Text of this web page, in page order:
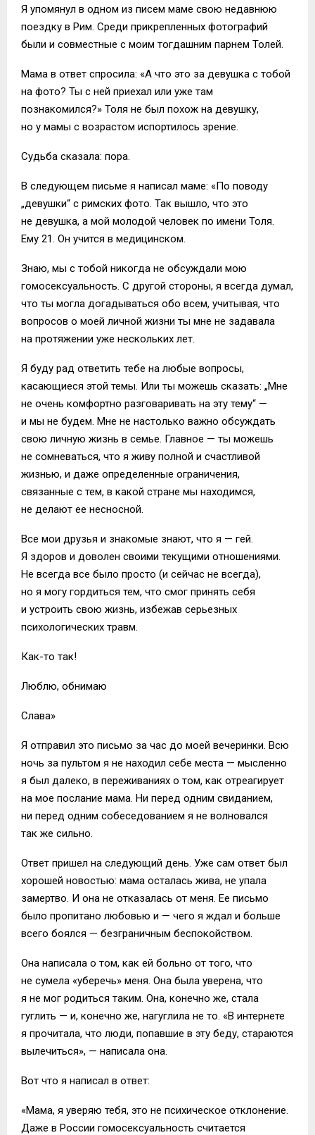
Я упомянул в одном из писем маме свою недавнюю
поездку в Рим. Среди прикрепленных фотографий
были и совместные с моим тогдашним парнем Толей.
Мама в ответ спросила: «А что это за девушка с тобой
на фото? Ты с ней приехал или уже там
познакомился?» Толя не был похож на девушку,
но у мамы с возрастом испортилось зрение.
Судьба сказала: пора.
В следующем письме я написал маме: «По поводу
„девушки“ с римских фото. Так вышло, что это
не девушка, а мой молодой человек по имени Толя.
Ему 21. Он учится в медицинском.
Знаю, мы с тобой никогда не обсуждали мою
гомосексуальность. С другой стороны, я всегда думал,
что ты могла догадываться обо всем, учитывая, что
вопросов о моей личной жизни ты мне не задавала
на протяжении уже нескольких лет.
Я буду рад ответить тебе на любые вопросы,
касающиеся этой темы. Или ты можешь сказать: „Мне
не очень комфортно разговаривать на эту тему“ —
и мы не будем. Мне не настолько важно обсуждать
свою личную жизнь в семье. Главное — ты можешь
не сомневаться, что я живу полной и счастливой
жизнью, и даже определенные ограничения,
связанные с тем, в какой стране мы находимся,
не делают ее несносной.
Все мои друзья и знакомые знают, что я — гей.
Я здоров и доволен своими текущими отношениями.
Не всегда все было просто (и сейчас не всегда),
но я могу гордиться тем, что смог принять себя
и устроить свою жизнь, избежав серьезных
психологических травм.
Как-то так!
Люблю, обнимаю
Слава»
Я отправил это письмо за час до моей вечеринки. Всю
ночь за пультом я не находил себе места — мысленно
я был далеко, в переживаниях о том, как отреагирует
на мое послание мама. Ни перед одним свиданием,
ни перед одним собеседованием я не волновался
так же сильно.
Ответ пришел на следующий день. Уже сам ответ был
хорошей новостью: мама осталась жива, не упала
замертво. И она не отказалась от меня. Ее письмо
было пропитано любовью и — чего я ждал и больше
всего боялся — безграничным беспокойством.
Она написала о том, как ей больно от того, что
не сумела «уберечь» меня. Она была уверена, что
я не мог родиться таким. Она, конечно же, стала
гуглить — и, конечно же, нагуглила не то. «В интернете
я прочитала, что люди, попавшие в эту беду, стараются
вылечиться», — написала она.
Вот что я написал в ответ:
«Мама, я уверяю тебя, это не психическое отклонение.
Даже в России гомосексуальность считается